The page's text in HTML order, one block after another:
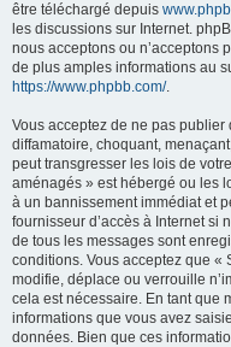
être téléchargé depuis
les discussions sur Internet.
nous acceptons ou n’acceptons
de plus amples informations au
https://www.phpbb.com/.
Vous acceptez de ne pas
diffamatoire, choquant,
peut transgresser les lois de
aménagés » est hébergé ou les
à un bannissement immédiat et
fournisseur d’accès à Internet si
de tous les messages sont
conditions. Vous acceptez que «
modifie, déplace ou verrouille
cela est nécessaire. En tant que
informations que vous avez
données. Bien que ces